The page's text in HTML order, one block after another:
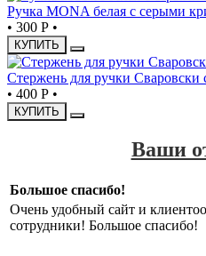
Ручка MONA белая с серыми
• 300 Р •
КУПИТЬ
Стержень для ручки
• 400 Р •
КУПИТЬ
Ваши
Большое спасибо!
Очень удобный сайт и
сотрудники! Большое спасибо!